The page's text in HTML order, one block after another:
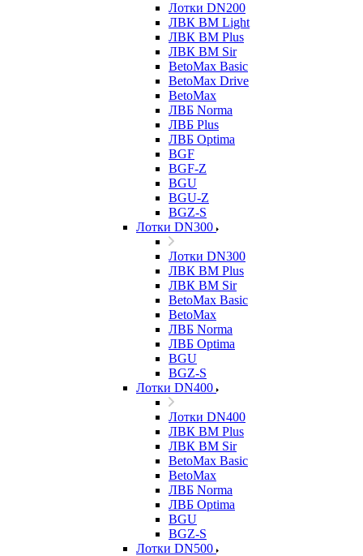
Лотки DN200
ЛВК ВМ Light
ЛВК ВМ Plus
ЛВК ВМ Sir
BetoMax Basic
BetoMax Drive
BetoMax
ЛВБ Norma
ЛВБ Plus
ЛВБ Optima
BGF
BGF-Z
BGU
BGU-Z
BGZ-S
Лотки DN300
Лотки DN300
ЛВК ВМ Plus
ЛВК ВМ Sir
BetoMax Basic
BetoMax
ЛВБ Norma
ЛВБ Optima
BGU
BGZ-S
Лотки DN400
Лотки DN400
ЛВК ВМ Plus
ЛВК ВМ Sir
BetoMax Basic
BetoMax
ЛВБ Norma
ЛВБ Optima
BGU
BGZ-S
Лотки DN500